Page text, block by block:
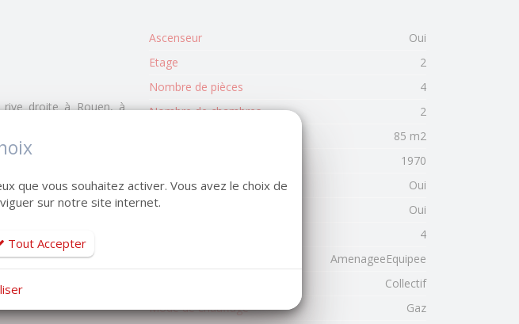
rive droite à Rouen, à
se compose :
de parking sécurisée
Ascenseur
Oui
Etage
2
Nombre de pièces
4
Nombre de chambres
2
85 m2
1970
Interphone
Oui
Gardien
Oui
4
AmenageeEquipee
Collectif
Mode de chauffage
Gaz
que vous souhaitez activer. Vous avez le choix de
sur notre site internet.
Tout Accepter